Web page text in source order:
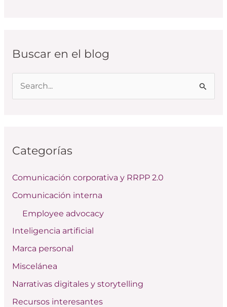
Buscar en el blog
a
p
o
:
Categorías
Comunicación corporativa y RRPP 2.0
Comunicación interna
Employee advocacy
Inteligencia artificial
Marca personal
Miscelánea
Narrativas digitales y storytelling
Recursos interesantes